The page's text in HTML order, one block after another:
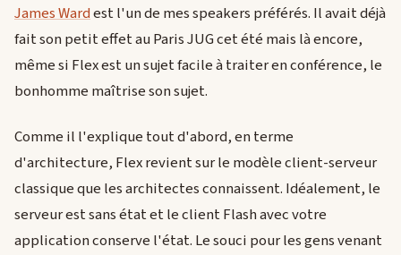
James Wardest l'un de mes speakers préférés. Il avait déjà
fait son petit effet au Paris JUG cet été mais là encore,
même si Flex est un sujet facile à traiter en conférence, le
bonhomme maîtrise son sujet.
Comme il l'explique tout d'abord, en terme
d'architecture, Flex revient sur le modèle client-serveur
classique que les architectes connaissent. Idéalement, le
serveur est sans état et le client Flash avec votre
application conserve l'état. Le souci pour les gens venant